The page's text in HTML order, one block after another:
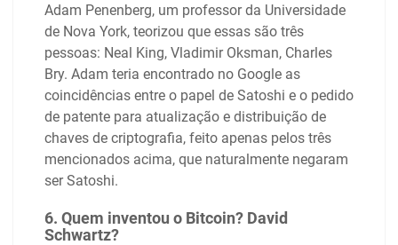
Adam Penenberg, um professor da Universidade
de Nova York, teorizou que essas são três
pessoas: Neal King, Vladimir Oksman, Charles
Bry. Adam teria encontrado no Google as
coincidências entre o papel de Satoshi e o pedido
de patente para atualização e distribuição de
chaves de criptografia, feito apenas pelos três
mencionados acima, que naturalmente negaram
ser Satoshi.
6. Quem inventou o Bitcoin? David
Schwartz?